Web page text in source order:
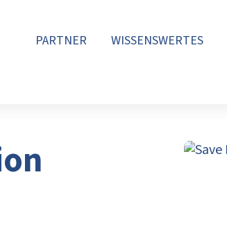
PARTNER WISSENSWERTES